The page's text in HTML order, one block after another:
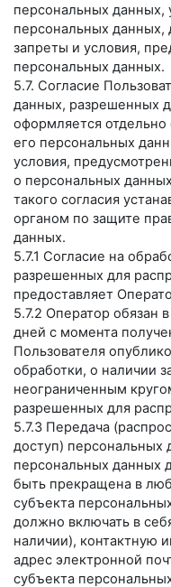
персональных данных,
персональных данных,
запреты и условия,
персональных данных.
5.7. Согласие
данных, разрешенных
оформляется отдельно
его персональных
условия,
о персональных
такого согласия
органом по защите
данных.
5.7.1 Согласие на
разрешенных для
предоставляет
5.7.2 Оператор обязан
дней с момента
Пользователя
обработки, о наличии
неограниченным
разрешенных для
5.7.3 Передача
доступ)
персональных данных
быть прекращена в
субъекта
должно включать в
наличии), контактную
адрес электронной
субъекта